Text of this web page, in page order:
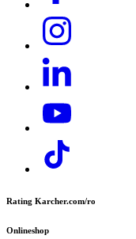
Adresa: Str. Nordului 13-
Telefon:
Rating Karcher.com/ro
Onlineshop